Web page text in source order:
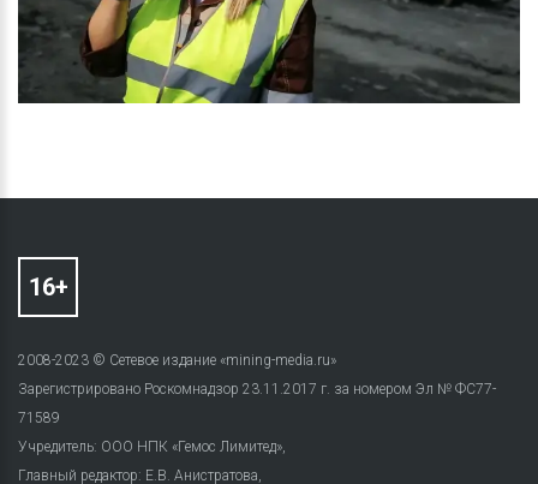
2008-2023 © Сетевое издание «mining-media.ru»
Зарегистрировано Роскомнадзор 23.11.2017 г. за номером Эл № ФС77-
71589
Учредитель: ООО НПК «Гемос Лимитед»,
Главный редактор: Е.В. Анистратова,